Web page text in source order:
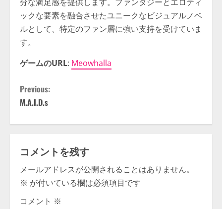
ックな要素を融合させたユニークなビジュアルノベ
ルとして、特定のファン層に強い支持を受けていま
す。
ゲームのURL: Meowhalla
C
o
t
i
n
Previous:
M.A.I.D.s
コメントを残す
メールアドレスが公開されることはありません。
※ が付いている欄は必須項目です
コメント ※